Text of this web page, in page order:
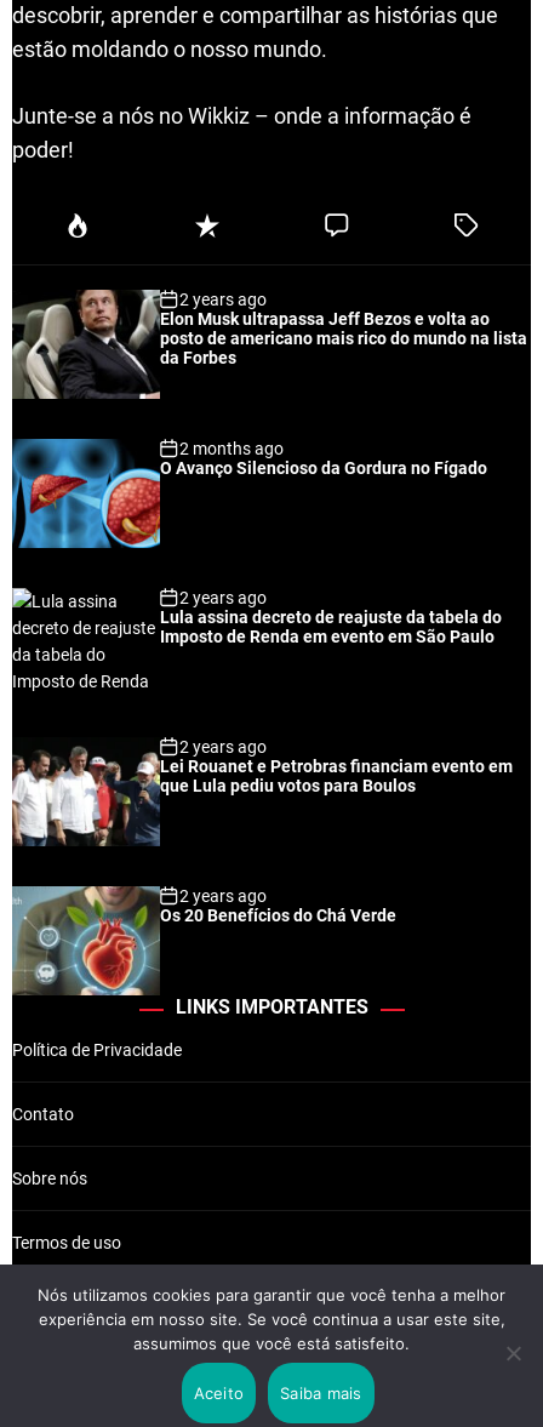
descobrir, aprender e compartilhar as histórias que
estão moldando o nosso mundo.
Junte-se a nós no Wikkiz – onde a informação é
poder!
P
u
a
r
R
e
n
t
C
e
T
e
2 years ago
Elon Musk ultrapassa Jeff Bezos e volta ao
posto de americano mais rico do mundo na lista
da Forbes
2 months ago
O Avanço Silencioso da Gordura no Fígado
2 years ago
Lula assina decreto de reajuste da tabela do
Imposto de Renda em evento em São Paulo
2 years ago
Lei Rouanet e Petrobras financiam evento em
que Lula pediu votos para Boulos
2 years ago
Os 20 Benefícios do Chá Verde
LINKS IMPORTANTES
Política de Privacidade
Contato
Sobre nós
Termos de uso
Wikkiz © 2026 Newsreach.
Nós utilizamos cookies para garantir que você tenha a melhor
experiência em nosso site. Se você continua a usar este site,
assumimos que você está satisfeito.
Aceito Saiba mais